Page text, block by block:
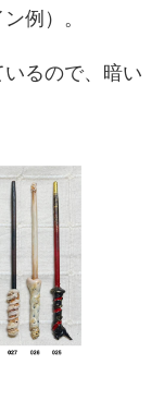
例）。
るので、暗い